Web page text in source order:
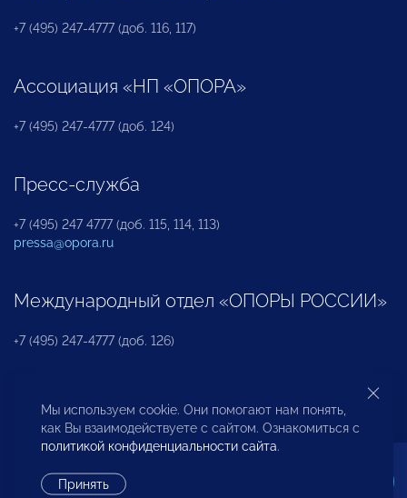
+7 (495) 247-4777 (доб. 116, 117)
Ассоциация «НП «ОПОРА»
+7 (495) 247-4777 (доб. 124)
Пресс-служба
+7 (495) 247 4777 (доб. 115, 114, 113)
pressa@opora.ru
Международный отдел «ОПОРЫ РОССИИ»
+7 (495) 247-4777 (доб. 126)
Бюро по защите прав предпринимателей и
инвесторов
Мы используем cookie. Они помогают нам понять,
как Вы взаимодействуете с сайтом. Ознакомиться с
политикой конфиденциальности сайта.
Принять